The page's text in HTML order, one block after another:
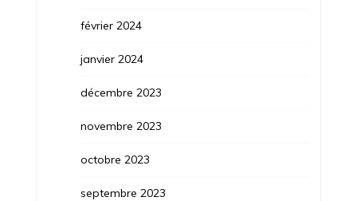
février 2024
janvier 2024
décembre 2023
novembre 2023
octobre 2023
septembre 2023